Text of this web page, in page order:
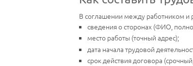
В соглашении между работником и
сведения о сторонах (ФИО,
место работы (точный адрес);
дата начала трудовой
срок действия договора